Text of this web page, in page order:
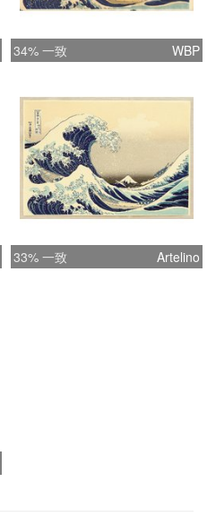
34% 一致 WBP
33% 一致 Artelino